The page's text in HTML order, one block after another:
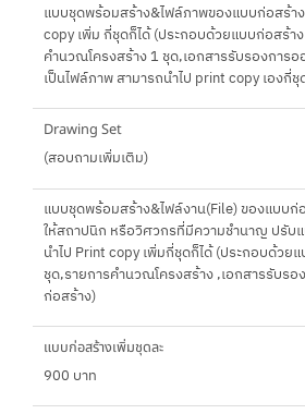
แบบชุดพร้อมสร้าง&ไฟล์ภาพของแบบก่อสร้า
copy เพิ่ม กี่ชุดก็ได้ (ประกอบด้วยแบบก่อสร้า
คำนวณโครงสร้าง 1 ชุด,เอกสารรับรองการ
เป็นไฟล์ภาพ สามารถนำไป print copy เองกี่ชุ
Drawing Set
(สอบถามเพิ่มเติม)
แบบชุดพร้อมสร้าง&ไฟล์งาน(File) ของแบบ
ให้สถาปนิก หรือวิศวกรที่มีความชำนาญ ปรับ
นำไป Print copy เพิ่มกี่ชุดก็ได้ (ประกอบด้วย
ชุด,รายการคำนวณโครงสร้าง ,เอกสารรับร
ก่อสร้าง)
แบบก่อสร้างเพิ่มชุดละ
900 บาท